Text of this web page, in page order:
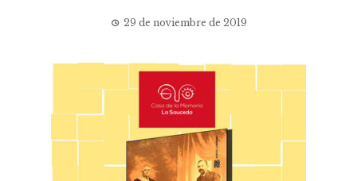
29 de noviembre de 2019